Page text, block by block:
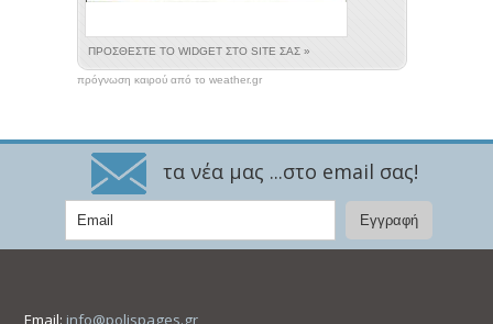
πρόγνωση καιρού από το weather.gr
τα νέα μας ...στο email σας!
Email: info@polispages.gr